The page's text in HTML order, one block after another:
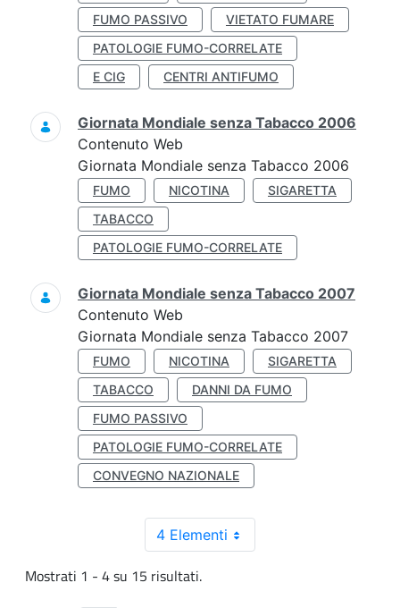
FUMO PASSIVO
VIETATO FUMARE
PATOLOGIE FUMO-CORRELATE
E CIG
CENTRI ANTIFUMO
Giornata Mondiale senza Tabacco 2006
Contenuto Web
Giornata Mondiale senza Tabacco 2006
FUMO NICOTINA
SIGARETTA
TABACCO
PATOLOGIE FUMO-CORRELATE
Giornata Mondiale senza Tabacco 2007
Contenuto Web
Giornata Mondiale senza Tabacco 2007
FUMO NICOTINA
SIGARETTA
TABACCO
DANNI DA FUMO
FUMO PASSIVO
PATOLOGIE FUMO-CORRELATE
CONVEGNO NAZIONALE
4 Elementi
Mostrati 1 - 4 su 15 risultati.